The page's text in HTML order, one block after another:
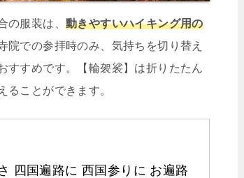
の服装は、 動きやすいハイキング用の
院での参拝時のみ、気持ちを切り替え
すすめです。【輪袈裟】は折りたたん
ことができます。
四国遍路に 西国参りに お遍路